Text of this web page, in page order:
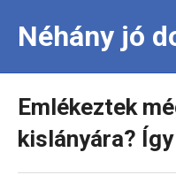
Néhány jó
Emlékeztek
kislányára?